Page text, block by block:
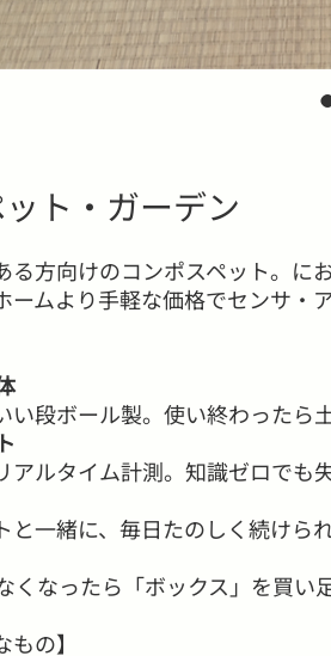
ト・ガーデン
る方向けのコンポスペット。に
ームより手軽な価格でセンサ・
い段ボール製。使い終わったら
アルタイム計測。知識ゼロでも
と一緒に、毎日たのしく続けら
くなったら「ボックス」を買い
もの】